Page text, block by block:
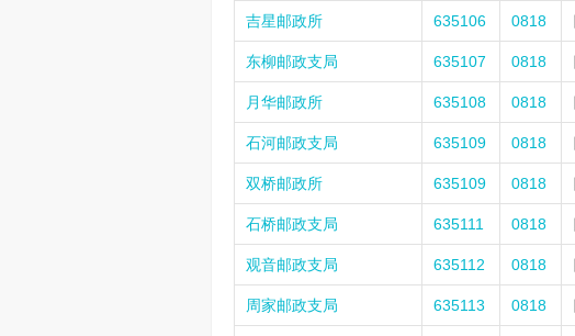
吉星邮政所 635106 0818
东柳邮政支局 635107 0818
月华邮政所 635108 0818
石河邮政支局 635109 0818
双桥邮政所 635109 0818
石桥邮政支局 635111 0818
观音邮政支局 635112 0818
周家邮政支局 635113 0818